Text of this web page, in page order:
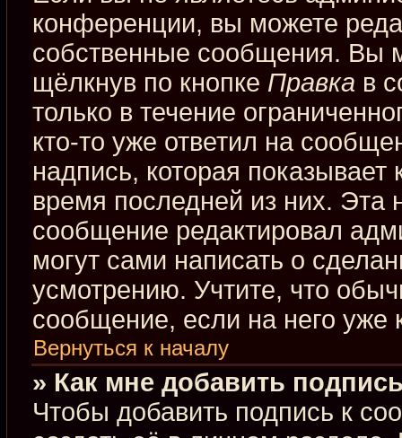
конференции, вы можете
собственные сообщения. Вы
щёлкнув по кнопке Правка в
только в течение
кто-то уже ответил на
надпись, которая показывает
время последней из них. Эта
сообщение редактировал
могут сами написать о
усмотрению. Учтите, что
сообщение, если на него уже
Вернуться к началу
» Как мне добавить
Чтобы добавить подпись к